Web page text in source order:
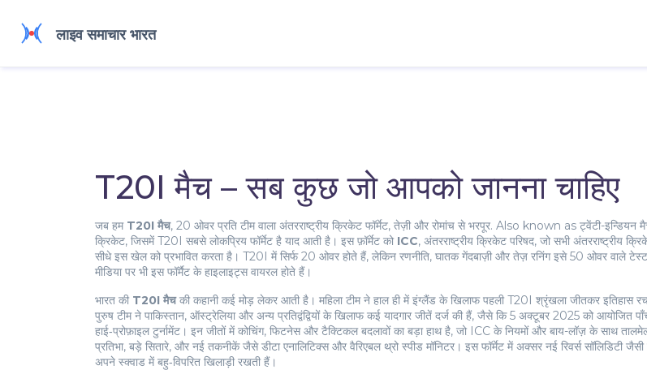
T20I मैच – सब कुछ जो आपको जानना चाहिए
जब हम T20I मैच, 20 ओवर प्रति टीम वाला अंतरराष्ट्रीय क्रिकेट फॉर्मेट, तेज़ी और रोमांच से भरपूर. Also known as ट्वेंटी-इन्डियन
क्रिकेट, जिसमें T20I सबसे लोकप्रिय फॉर्मेट है याद आती है। इस फ़ॉर्मेट को ICC, अंतरराष्ट्रीय क्रिकेट परिषद, जो सभी अंतरराष्ट्रीय
सीधे इस खेल को प्रभावित करता है। T20I में सिर्फ 20 ओवर होते हैं, लेकिन रणनीति, घातक गेंदबाज़ी और तेज़ रनिंग इसे 50 ओवर वाले
मीडिया पर भी इस फॉर्मैट के हाइलाइट्स वायरल होते हैं।
भारत की T20I मैचकी कहानी कई मोड़ लेकर आती है। महिला टीम ने हाल ही में इंग्लैंड के खिलाफ पहली T20I श्रृंखला जीतकर इतिहास
पुरुष टीम ने पाकिस्तान, ऑस्ट्रेलिया और अन्य प्रतिद्वंद्वियों के खिलाफ कई यादगार जीतें दर्ज की हैं, जैसे कि 5 अक्टूबर 2025 को आयोजित
हाई‑प्रोफ़ाइल टुर्नामेंट। इन जीतों में कोचिंग, फिटनेस और टैक्टिकल बदलावों का बड़ा हाथ है, जो ICC के नियमों और बाय-लॉज़ के साथ
प्रतिभा, बड़े सितारे, और नई तकनीकें जैसे डीटा एनालिटिक्स और वैरिएबल थ्रो स्पीड मॉनिटर। इस फॉर्मेट में अक्सर नई रिवर्स सॉलिडिटी
अपने स्क्वाड में बहु‑विपरित खिलाड़ी रखती हैं।